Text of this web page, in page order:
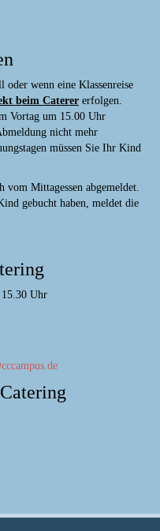
wenn eine Klassenreise
beim Caterer erfolgen.
Vortag um 15.00 Uhr
nicht mehr
müssen Sie Ihr Kind
Mittagessen abgemeldet.
gebucht haben, meldet die
Uhr